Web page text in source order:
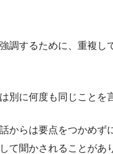
調するために、重複し
別に何度も同じことを
からは要点をつかめず
て聞かされることがあ